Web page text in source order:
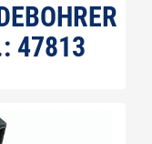
47813